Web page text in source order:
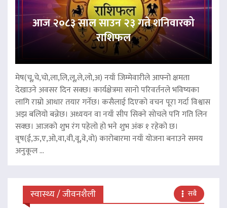
आज २०८३ साल साउन २३ गते शनिवारको
राशिफल
मेष(चू,चे,चो,ला,लि,लू,ले,लो,अ) नयाँ जिम्मेवारीले आफ्नो क्षमता
देखाउने अवसर दिन सक्छ। कार्यक्षेत्रमा सानो परिवर्तनले भविष्यका
लागि राम्रो आधार तयार गर्नेछ। कसैलाई दिएको वचन पूरा गर्दा विश्वास
अझ बलियो बन्नेछ। अध्ययन वा नयाँ सीप सिक्ने सोचले पनि गति लिन
सक्छ। आजको शुभ रंग पहेलो हो भने शुभ अंक १ रहेको छ।
वृष(ई,ऊ,ए,ओ,वा,वी,वू,वे,वो) कारोबारमा नयाँ योजना बनाउने समय
अनुकूल ...
स्वास्थ्य / जीवनशैली सबै